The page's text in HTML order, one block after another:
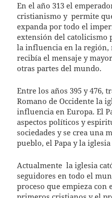
En el año 313 el
cristianismo y permite
expanda por todo el
extensión del catolicismo
la influencia en la región,
recibía el mensaje y
otras partes del mundo.
Entre los años 395 y 476,
Romano de Occidente la
influencia en Europa. El
aspectos políticos y
sociedades y se crea una
pueblo, el Papa y la
Actualmente la iglesia
seguidores en todo el
proceso que empieza con